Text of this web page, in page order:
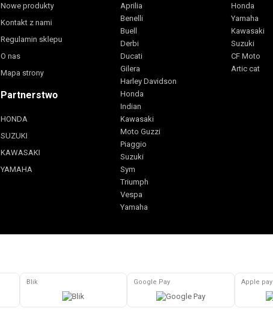
Nowe produkty
Kontakt z nami
Regulamin sklepu
O nas
Mapa strony
Partnerstwo
HONDA
SUZUKI
KAWASAKI
YAMAHA
Aprilia
Benelli
Buell
Derbi
Ducati
Gilera
Harley Davidson
Honda
Indian
Kawasaki
Moto Guzzi
Piaggio
Suzuki
Sym
Triumph
Vespa
Yamaha
Honda
Yamaha
Kawasaki
Suzuki
CF Moto
Artic cat
Blik Google Pay Apple pay